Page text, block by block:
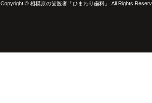
Copyright © 相模原の歯医者「ひまわり歯科」 All Rights